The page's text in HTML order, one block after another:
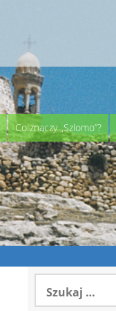
Co znaczy „Szlomo”?
Szukaj: